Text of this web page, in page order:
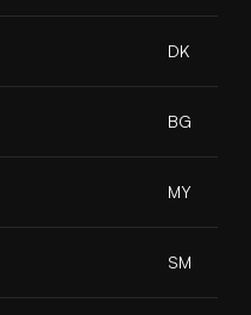
DK
BG
MY
SM